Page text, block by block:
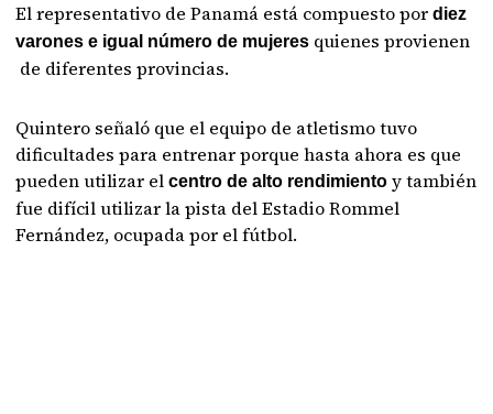
El representativo de Panamá está compuesto por diez
varones e igual número de mujeres quienes provienen
de diferentes provincias.
Quintero señaló que el equipo de atletismo tuvo
dificultades para entrenar porque hasta ahora es que
pueden utilizar el centro de alto rendimientoy también
fue difícil utilizar la pista del Estadio Rommel
Fernández, ocupada por el fútbol.